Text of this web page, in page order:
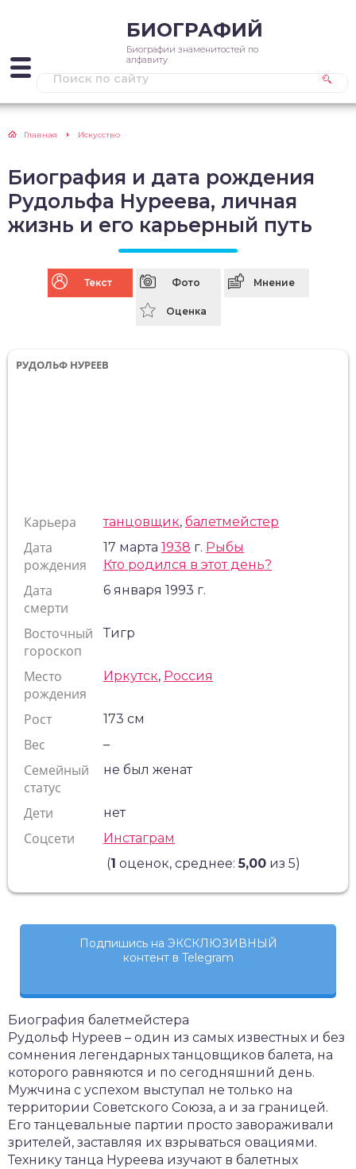
БИОГРАФИЙ
Биографии знаменитостей по
алфавиту
Главная Искусство
Биография и дата рождения
Рудольфа Нуреева, личная
жизнь и его карьерный путь
Текст Фото Мнение
Оценка
РУДОЛЬФ НУРЕЕВ
Карьера танцовщик, балетмейстер
Дата
рождения
17 марта 1938 г. Рыбы
Кто родился в этот день?
Дата
смерти
6 января 1993 г.
Восточный
гороскоп
Тигр
Место
рождения
Иркутск, Россия
Рост 173 см
Вес –
Семейный
статус
не был женат
Дети нет
Соцсети
Инстаграм
(1 оценок, среднее:5,00 из 5)
Подпишись на ЭКСКЛЮЗИВНЫЙ
контент в Telegram
Биография балетмейстера
Рудольф Нуреев – один из самых известных и без
сомнения легендарных танцовщиков балета, на
которого равняются и по сегодняшний день.
Мужчина с успехом выступал не только на
территории Советского Союза, а и за границей.
Его танцевальные партии просто завораживали
зрителей, заставляя их взрываться овациями.
Технику танца Нуреева изучают в балетных